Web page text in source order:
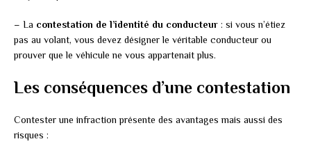
– La contestation de l’identité du conducteur : si vous n’étiez
pas au volant, vous devez désigner le véritable conducteur ou
prouver que le véhicule ne vous appartenait plus.
Les conséquences d’une contestation
Contester une infraction présente des avantages mais aussi des
risques :